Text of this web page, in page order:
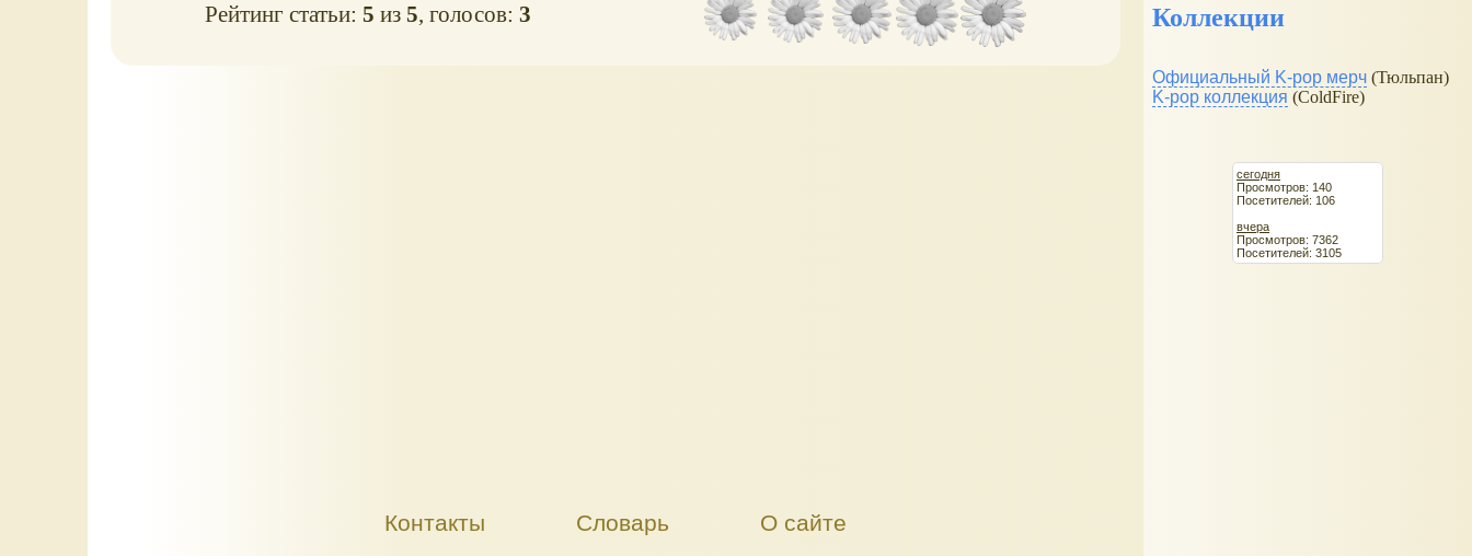
Рейтинг статьи:5 из5, голосов:3
Контакты Словарь О сайте
Коллекции
Официальный K-pop мерч (Тюльпан)
K-pop коллекция (ColdFire)
сегодня
Просмотров: 140
Посетителей: 106
вчера
Просмотров: 7362
Посетителей: 3105